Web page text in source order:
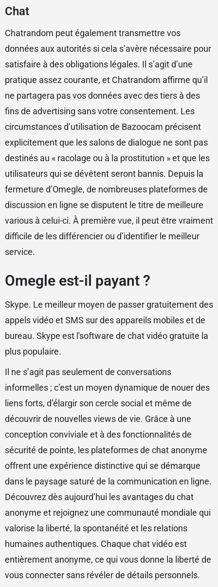
Chat
Chatrandom peut également transmettre vos
données aux autorités si cela s’avère nécessaire pour
satisfaire à des obligations légales. Il s’agit d’une
pratique assez courante, et Chatrandom affirme qu’il
ne partagera pas vos données avec des tiers à des
fins de advertising sans votre consentement. Les
circumstances d’utilisation de Bazoocam précisent
explicitement que les salons de dialogue ne sont pas
destinés au « racolage ou à la prostitution » et que les
utilisateurs qui se dévêtent seront bannis. Depuis la
fermeture d’Omegle, de nombreuses plateformes de
discussion en ligne se disputent le titre de meilleure
various à celui-ci. À première vue, il peut être vraiment
difficile de les différencier ou d’identifier le meilleur
service.
Omegle est-il payant ?
Skype. Le meilleur moyen de passer gratuitement des
appels vidéo et SMS sur des appareils mobiles et de
bureau. Skype est l'software de chat vidéo gratuite la
plus populaire.
Il ne s’agit pas seulement de conversations
informelles ; c’est un moyen dynamique de nouer des
liens forts, d’élargir son cercle social et même de
découvrir de nouvelles views de vie. Grâce à une
conception conviviale et à des fonctionnalités de
sécurité de pointe, les plateformes de chat anonyme
offrent une expérience distinctive qui se démarque
dans le paysage saturé de la communication en ligne.
Découvrez dès aujourd’hui les avantages du chat
anonyme et rejoignez une communauté mondiale qui
valorise la liberté, la spontanéité et les relations
humaines authentiques. Chaque chat vidéo est
entièrement anonyme, ce qui vous donne la liberté de
vous connecter sans révéler de détails personnels.